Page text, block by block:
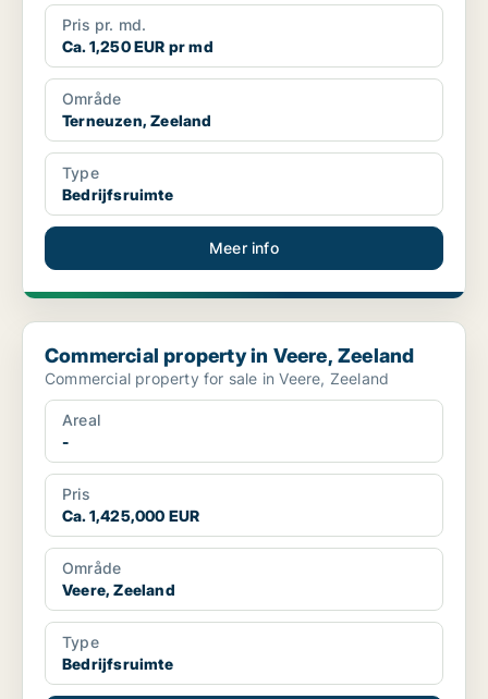
Pris pr. md.
Ca. 1,250 EUR pr md
Område
Terneuzen, Zeeland
Type
Bedrijfsruimte
Meer info
Commercial property in Veere, Zeeland
Commercial property in Veere, Zeeland
Commercial property for sale in Veere, Zeeland
Areal
-
Pris
Ca. 1,425,000 EUR
Område
Veere, Zeeland
Type
Bedrijfsruimte